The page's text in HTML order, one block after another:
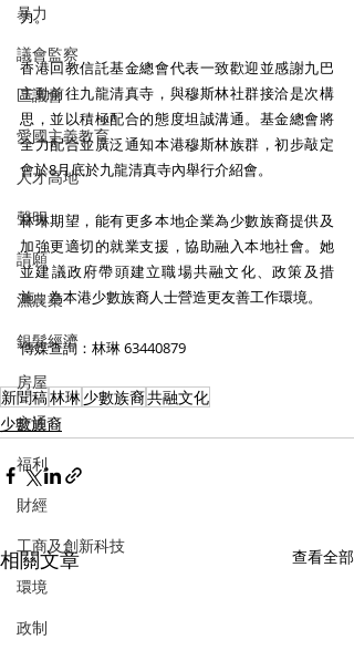
暴力
議會監察
區議會
愛國主義教育
人才高地
聲明
請願
漁農業
銀髮經濟
房屋
交通
福利
財經
工商及創新科技
環境
政制
力。
香港回教信託基金總會代表一致歡迎並感謝九巴
主動前往九龍清真寺，與穆斯林社群接洽是次構
思，並以積極配合的態度坦誠溝通。基金總會將
全力配合並廣泛通知本港穆斯林族群，初步敲定
會於8月底於九龍清真寺內舉行介紹會。
林琳期望，能有更多本地企業為少數族裔提供及
加強更適切的就業支援，協助融入本地社會。她
並建議政府帶頭建立職場共融文化、政策及措
施，為本港少數族裔人士營造更友善工作環境。
傳媒查詢：林琳 63440879
新聞稿林琳少數族裔共融文化
少數族裔
相關文章 查看全部